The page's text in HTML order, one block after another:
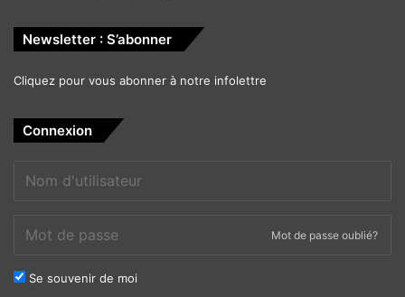
Newsletter : S’abonner
Cliquez pour vous abonner à notre infolettre
Connexion
Mot de passe oublié?
Se souvenir de moi